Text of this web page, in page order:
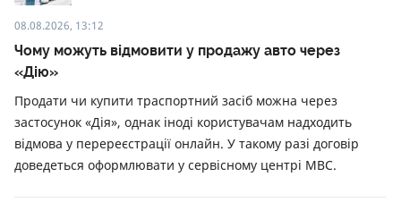
08.08.2026, 13:12
Чому можуть відмовити у продажу авто через
«Дію»
Продати чи купити траспортний засіб можна через
застосунок «Дія», однак іноді користувачам надходить
відмова у перереєстрації онлайн. У такому разі договір
доведеться оформлювати у сервісному центрі МВС.